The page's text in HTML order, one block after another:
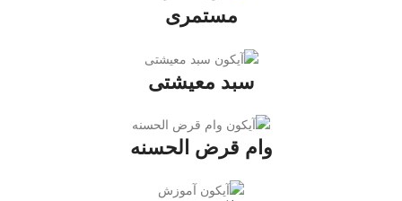
مستمری
سبد معیشتی
وام قرض الحسنه